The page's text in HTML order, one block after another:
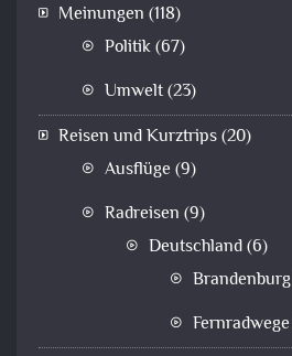
Meinungen (118)
Politik(67)
Umwelt(23)
Reisen und Kurztrips(20)
Ausflüge (9)
Radreisen (9)
Deutschland(6)
Brandenburg
Fernradwege